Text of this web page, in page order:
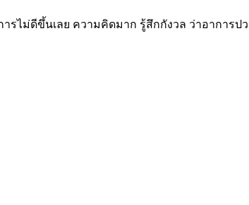
ไม่ดีขึ้นเลย ความคิดมาก รู้สึกกังวล ว่าอาการป